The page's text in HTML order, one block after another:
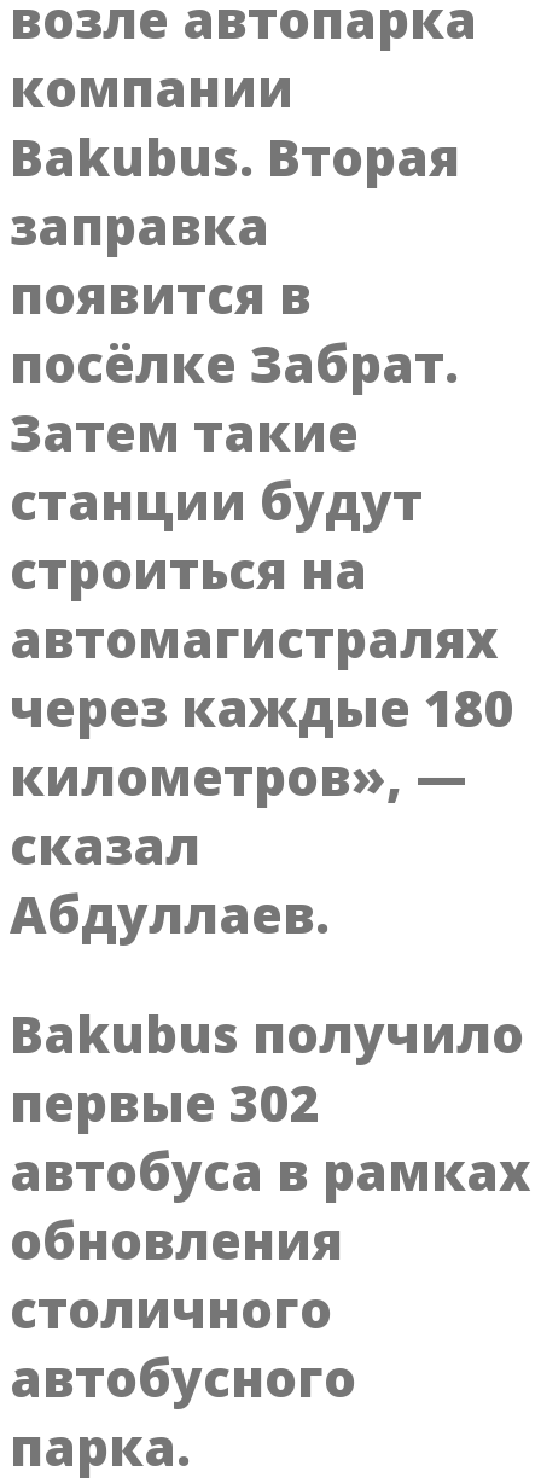
возле автопарка
компании
Bakubus. Вторая
заправка
появится в
посёлке Забрат.
Затем такие
станции будут
строиться на
автомагистралях
через каждые 180
километров», —
сказал
Абдуллаев.
Bakubus получило
первые 302
автобуса в рамках
обновления
столичного
автобусного
парка.